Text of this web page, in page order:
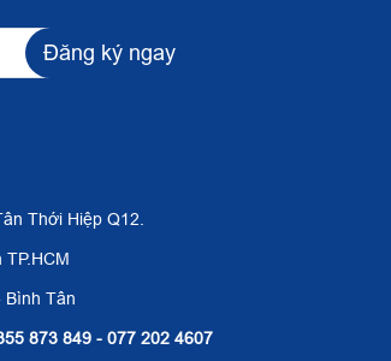
Đăng ký ngay
Thới Hiệp Q12.
TP.HCM
Tân
873 849 - 077 202 4607